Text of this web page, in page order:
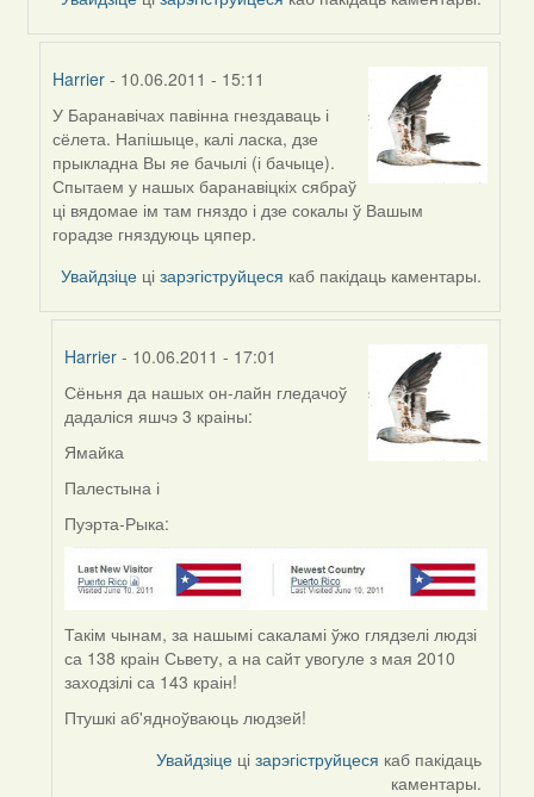
Harrier
Harrier - 10.06.2011 - 15:11
In
reply
to
by
Ананім
(госць)
У Баранавічах павінна гнездаваць і
сёлета. Напішыце, калі ласка, дзе
прыкладна Вы яе бачылі (і бачыце).
Спытаем у нашых баранавіцкіх сябраў
ці вядомае ім там гняздо і дзе сокалы ў Вашым
горадзе гняздуюць цяпер.
Увайдзіце цізарэгіструйцеся каб пакідаць каментары.
Harrier- 10.06.2011 - 17:01
In
reply
to
Harrier
Сёньня да нашых он-лайн гледачоў
дадаліся яшчэ 3 краіны:
Ямайка
Палестына і
Пуэрта-Рыка:
Такім чынам, за нашымі сакаламі ўжо глядзелі людзі
са 138 краін Сьвету, а на сайт увогуле з мая 2010
заходзілі са 143 краін!
Птушкі аб'ядноўваюць людзей!
Увайдзіце цізарэгіструйцеся каб пакідаць
каментары.